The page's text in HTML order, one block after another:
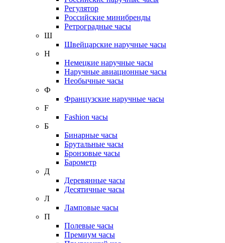
Регулятор
Российские минибренды
Ретроградные часы
Ш
Швейцарские наручные часы
Н
Немецкие наручные часы
Наручные авиационные часы
Необычные часы
Ф
Французские наручные часы
F
Fashion часы
Б
Бинарные часы
Брутальные часы
Бронзовые часы
Барометр
Д
Деревянные часы
Десятичные часы
Л
Ламповые часы
П
Полевые часы
Премиум часы